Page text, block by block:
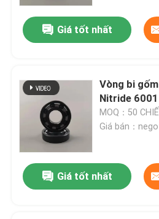
Giá tốt nhất
Vòng bi
Nitride
MOQ：50
Giá bán：
Giá tốt nhất